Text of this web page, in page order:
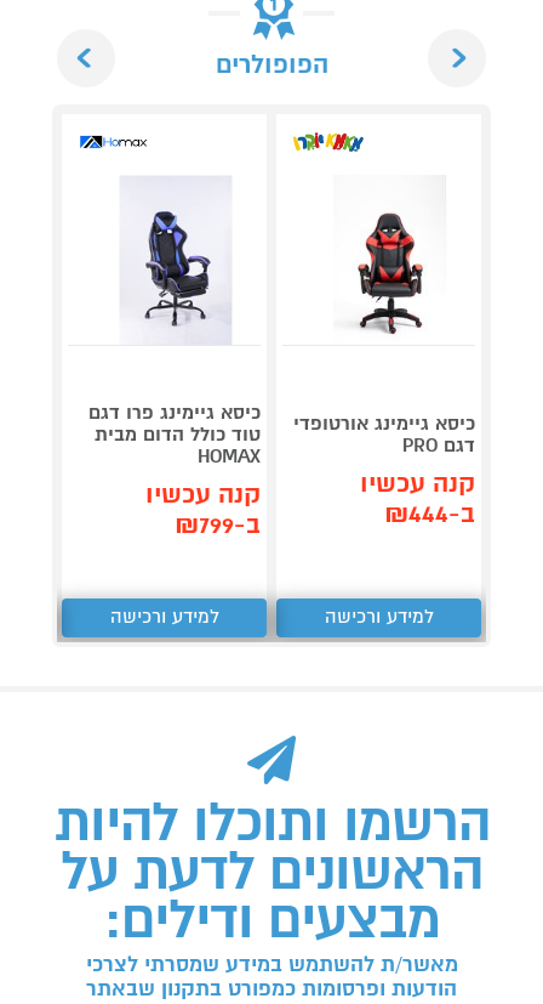
הפופולרים
כיסא גיימינג אורטופדי
דגם PRO
קנה עכשיו
ב-₪444
למידע ורכישה
כיסא גיימינג פרו דגם
טוד כולל הדום מבית
HOMAX
קנה עכשיו
ב-₪799
למידע ורכישה
הרשמו ותוכלו להיות
הראשונים לדעת על
מבצעים ודילים:
מאשר/ת להשתמש במידע שמסרתי לצרכי
הודעות ופרסומות כמפורט בתקנון שבאתר